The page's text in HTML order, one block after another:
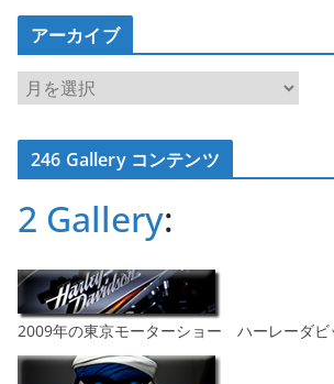
アーカイブ
ア
ー
カ
イ246 Gallery コンテンツ
2 Gallery:
2009年の東京モーターショー ハーレーダビ